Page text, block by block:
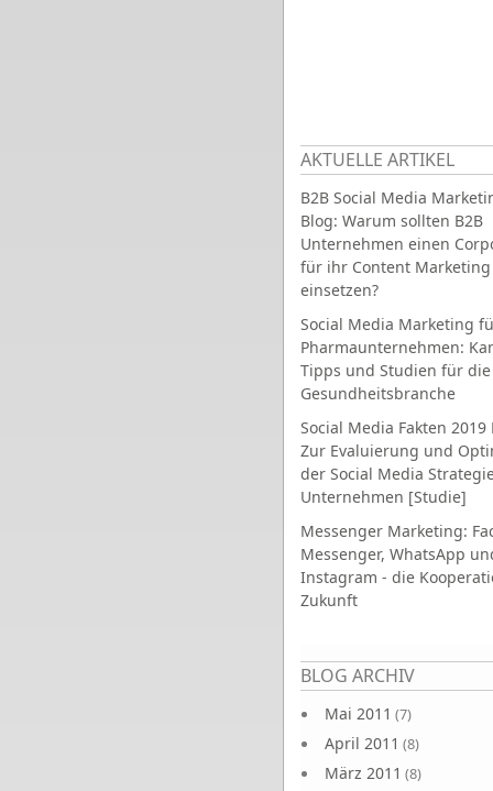
AKTUELLE ARTIKEL
B2B Social Media
Blog: Warum sollten B2B
Unternehmen einen
für ihr Content Marketing
einsetzen?
Social Media Marketing
Pharmaunternehmen:
Tipps und Studien für die
Gesundheitsbranche
Social Media Fakten 2019
Zur Evaluierung und
der Social Media
Unternehmen [Studie]
Messenger Marketing:
Messenger, WhatsApp
Instagram - die
Zukunft
BLOG ARCHIV
Mai 2011 (7)
April 2011 (8)
März 2011 (8)
Seiten